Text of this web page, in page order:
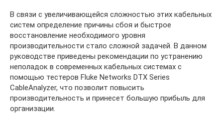
В связи с увеличивающейся сложностью этих кабельных
систем определение причины сбоя и быстрое
восстановление необходимого уровня
производительности стало сложной задачей. В данном
руководстве приведены рекомендации по устранению
неполадок в современных кабельных системах с
помощью тестеров Fluke Networks DTX Series
CableAnalyzer, что позволит повысить
производительность и принесет большую прибыль для
организации.